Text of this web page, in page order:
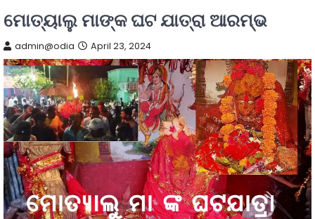
ମୋତ୍ୟାଲୁ ମାଙ୍କ ଘଟ ଯାତ୍ରା ଆରମ୍ଭ
admin@odia April 23, 2024